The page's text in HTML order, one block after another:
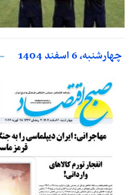
چهارشنبه، 6 اسفند 1404